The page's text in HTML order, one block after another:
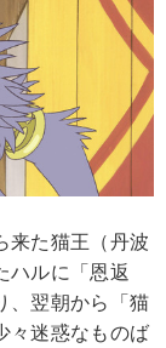
来た猫王（丹波
ハルに「恩返
、翌朝から「猫
々迷惑なものば